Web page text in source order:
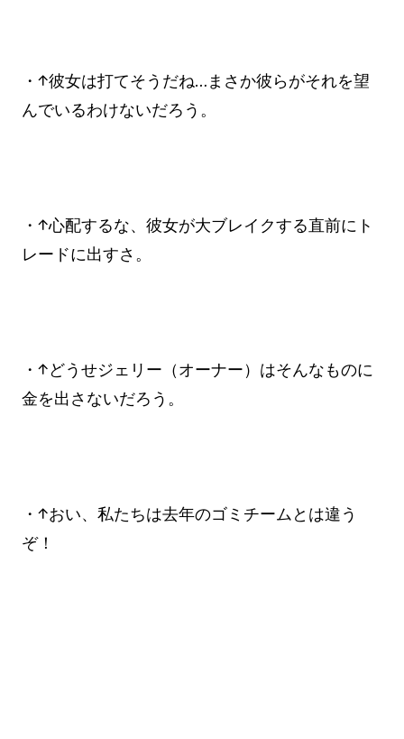
・↑彼女は打てそうだね…まさか彼らがそれを望
んでいるわけないだろう。
・↑心配するな、彼女が大ブレイクする直前にト
レードに出すさ。
・↑どうせジェリー（オーナー）はそんなものに
金を出さないだろう。
・↑おい、私たちは去年のゴミチームとは違う
ぞ！